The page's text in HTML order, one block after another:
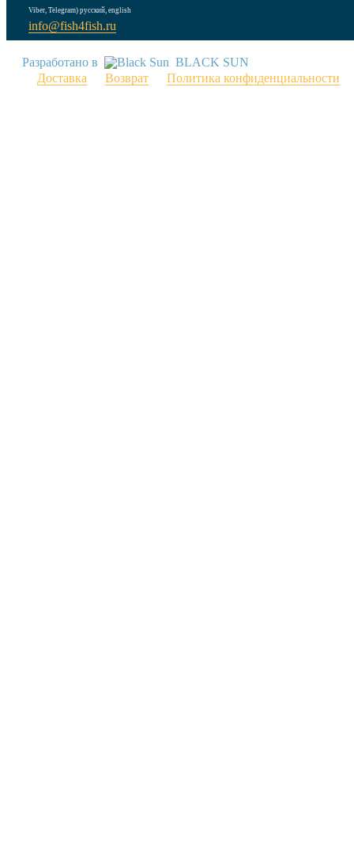
Viber, Telegram) русский, english
info@fish4fish.ru
Разработано в
BLACK SUN
Доставка
Возврат Политика конфиденциальности